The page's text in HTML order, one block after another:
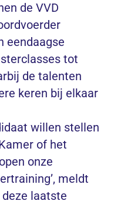
de VVD
eendaagse
tot
de talenten
keren bij elkaar
willen stellen
of het
onze
meldt
laatste